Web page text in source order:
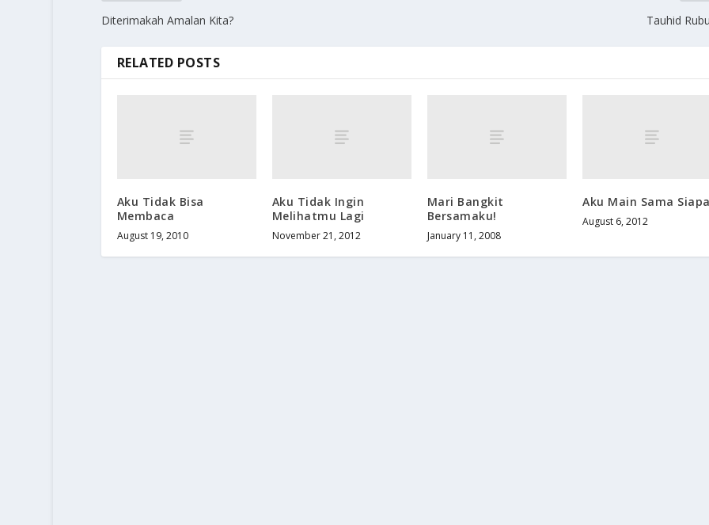
Diterimakah Amalan Kita? Tauhid
RELATED POSTS
Aku Tidak Bisa
Membaca
August 19, 2010
Aku Tidak Ingin
Melihatmu Lagi
November 21, 2012
Mari Bangkit
Bersamaku!
January 11, 2008
Aku Main Sama
August 6, 2012